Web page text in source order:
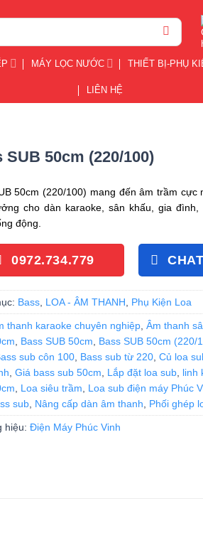
MÁY LỌC NƯỚC THIẾT BỊ-PHỤ
LIÊN HỆ
SUB 50cm (220/100)
50cm (220/100) mang đến âm trầm cực
cho dàn karaoke, sân khấu, gia đình,
động.
0972.734.779
Bass LOA - ÂM THANH Phụ Kiện Loa
thanh karaoke chuyên nghiệp Âm thanh
Bass SUB 50cm Bass SUB 50cm (220/
sub côn 100 Bass sub từ 220 Củ loa
Giá bass sub 50cm Lắp đặt loa sub linh
Loa siêu trầm Loa sub điện máy Phúc
sub Nâng cấp dàn âm thanh Phối ghép
hiệu: Điện Máy Phúc Vinh